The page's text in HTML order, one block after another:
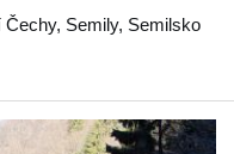
Čechy, Semily, Semilsko